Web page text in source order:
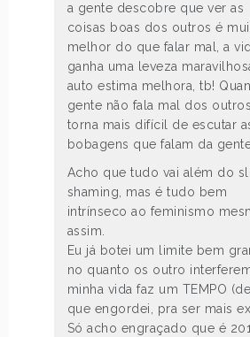
a gente descobre que ver as
coisas boas dos outros é
melhor do que falar mal, a
ganha uma leveza
auto estima melhora, tb!
gente não fala mal dos
torna mais difícil de escutar
bobagens que falam da
Acho que tudo vai além do
shaming, mas é tudo bem
intrínseco ao feminismo
assim.
Eu já botei um limite bem
no quanto os outro
minha vida faz um TEMPO
que engordei, pra ser mais
Só acho engraçado que é